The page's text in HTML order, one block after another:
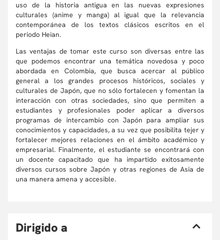
uso de la historia antigua en las nuevas expresiones
culturales (anime y manga) al igual que la relevancia
contemporánea de los textos clásicos escritos en el
periodo Heian.
Las ventajas de tomar este curso son diversas entre las
que podemos encontrar una temática novedosa y poco
abordada en Colombia, que busca acercar al público
general a los grandes procesos históricos, sociales y
culturales de Japón, que no sólo fortalecen y fomentan la
interacción con otras sociedades, sino que permiten a
estudiantes y profesionales poder aplicar a diversos
programas de intercambio con Japón para ampliar sus
conocimientos y capacidades, a su vez que posibilita tejer y
fortalecer mejores relaciones en el ámbito académico y
empresarial. Finalmente, el estudiante se encontrará con
un docente capacitado que ha impartido exitosamente
diversos cursos sobre Japón y otras regiones de Asia de
una manera amena y accesible.
Dirigido a